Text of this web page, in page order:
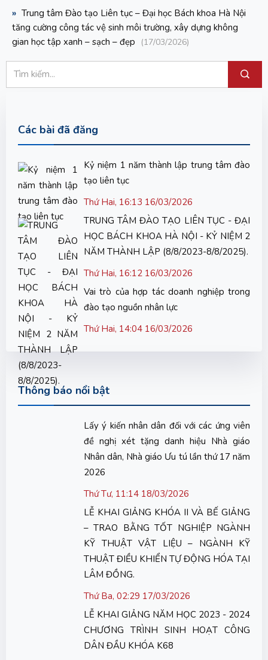
» Trung tâm Đào tạo Liên tục – Đại học Bách khoa Hà Nội
tăng cường công tác vệ sinh môi trường, xây dựng không
gian học tập xanh – sạch – đẹp
(17/03/2026)
Các bài đã đăng
Kỷ niệm 1 năm thành lập trung tâm đào
tạo liên tục
Thứ Hai, 16:13 16/03/2026
TRUNG TÂM ĐÀO TẠO LIÊN TỤC - ĐẠI
HỌC BÁCH KHOA HÀ NỘI - KỶ NIỆM 2
NĂM THÀNH LẬP (8/8/2023-8/8/2025).
Thứ Hai, 16:12 16/03/2026
Vai trò của hợp tác doanh nghiệp trong
đào tạo nguồn nhân lực
Thứ Hai, 14:04 16/03/2026
Thông báo nổi bật
Lấy ý kiến nhân dân đối với các ứng viên
đề nghị xét tặng danh hiệu Nhà giáo
Nhân dân, Nhà giáo Ưu tú lần thứ 17 năm
2026
Thứ Tư, 11:14 18/03/2026
LỄ KHAI GIẢNG KHÓA II VÀ BẾ GIẢNG
– TRAO BẰNG TỐT NGHIỆP NGÀNH
KỸ THUẬT VẬT LIỆU – NGÀNH KỸ
THUẬT ĐIỀU KHIỂN TỰ ĐỘNG HÓA TẠI
LÂM ĐỒNG.
Thứ Ba, 02:29 17/03/2026
LỄ KHAI GIẢNG NĂM HỌC 2023 - 2024
CHƯƠNG TRÌNH SINH HOẠT CÔNG
DÂN ĐẦU KHÓA K68